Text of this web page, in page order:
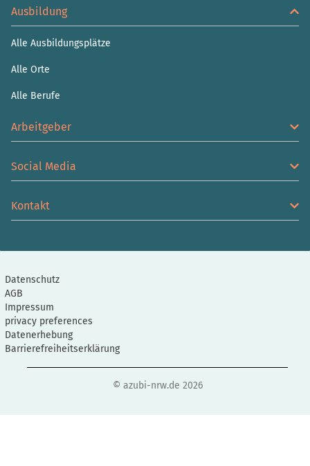
Ausbildung
Alle Ausbildungsplätze
Alle Orte
Alle Berufe
Arbeitgeber
Social Media
Kontakt
Datenschutz
AGB
Impressum
privacy preferences
Datenerhebung
Barrierefreiheitserklärung
© azubi-nrw.de 2026